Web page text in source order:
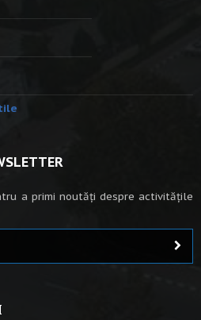
a primi noutăți despre activitățile